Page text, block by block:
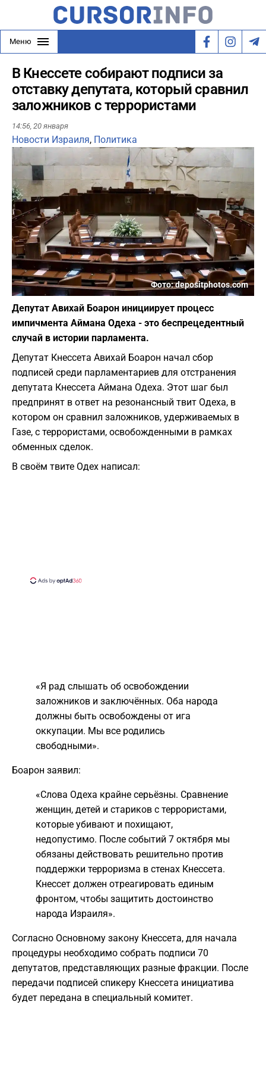
Меню
В Кнессете собирают подписи за
отставку депутата, который сравнил
заложников с террористами
14:56, 20 января
Новости Израиля, Политика
Фото: depositphotos.com
Депутат Авихай Боарон инициирует процесс
импичмента Аймана Одеха - это беспрецедентный
случай в истории парламента.
Депутат Кнессета Авихай Боарон начал сбор
подписей среди парламентариев для отстранения
депутата Кнессета Аймана Одеха. Этот шаг был
предпринят в ответ на резонансный твит Одеха, в
котором он сравнил заложников, удерживаемых в
Газе, с террористами, освобожденными в рамках
обменных сделок.
В своём твите Одех написал:
«Я рад слышать об освобождении
заложников и заключённых. Оба народа
должны быть освобождены от ига
оккупации. Мы все родились
свободными».
Боарон заявил:
«Слова Одеха крайне серьёзны. Сравнение
женщин, детей и стариков с террористами,
которые убивают и похищают,
недопустимо. После событий 7 октября мы
обязаны действовать решительно против
поддержки терроризма в стенах Кнессета.
Кнессет должен отреагировать единым
фронтом, чтобы защитить достоинство
народа Израиля».
Согласно Основному закону Кнессета, для начала
процедуры необходимо собрать подписи 70
депутатов, представляющих разные фракции. После
передачи подписей спикеру Кнессета инициатива
будет передана в специальный комитет.